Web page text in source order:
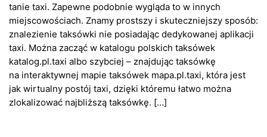
tanie taxi. Zapewne podobnie wygląda to w innych
miejscowościach. Znamy prostszy i skuteczniejszy sposób:
znalezienie taksówki nie posiadając dedykowanej aplikacji
taxi. Można zacząć w katalogu polskich taksówek
katalog.pl.taxi albo szybciej – znajdując taksówkę
na interaktywnej mapie taksówek mapa.pl.taxi, która jest
jak wirtualny postój taxi, dzięki któremu łatwo można
zlokalizować najbliższą taksówkę. […]